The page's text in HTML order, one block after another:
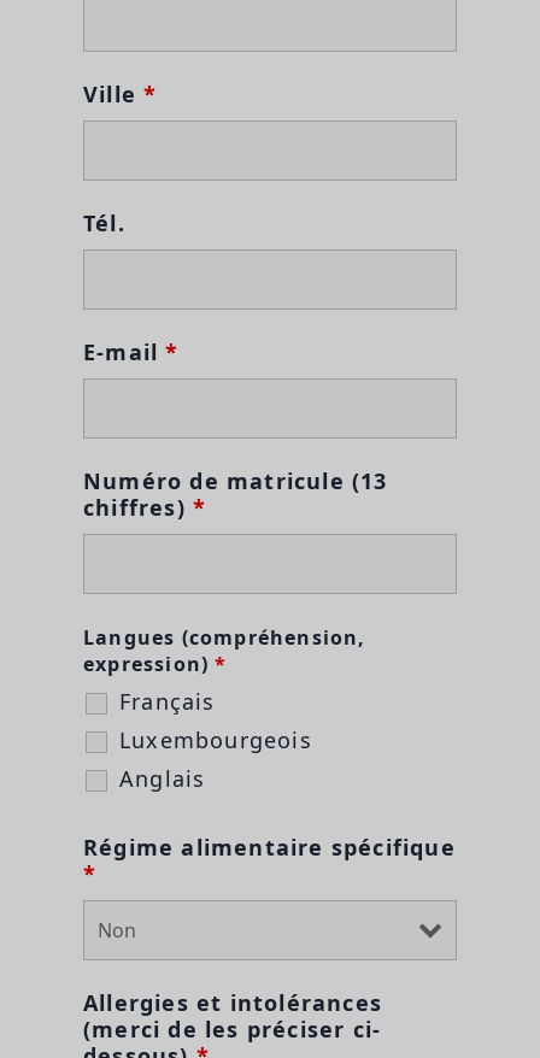
Ville*
Tél.
E-mail*
Numéro de matricule (13
chiffres) *
Langues (compréhension,
expression)*
Français
Luxembourgeois
Anglais
Régime alimentaire spécifique
*
Allergies et intolérances
(merci de les préciser ci-